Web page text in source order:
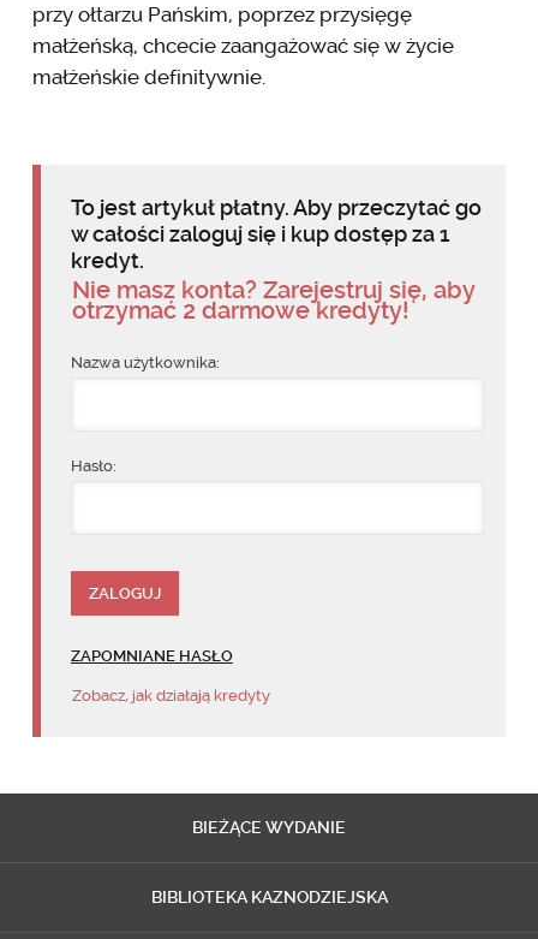
przy ołtarzu Pańskim, poprzez przysięgę
małżeńską, chcecie zaangażować się w życie
małżeńskie definitywnie.
To jest artykuł płatny. Aby przeczytać go
w całości zaloguj się i kup dostęp za 1
kredyt.
Nie masz konta? Zarejestruj się, aby
otrzymać 2 darmowe kredyty!
Nazwa użytkownika:
Hasło:
ZAPOMNIANE HASŁO
Zobacz, jak działają kredyty
BIEŻĄCE WYDANIE
BIBLIOTEKA KAZNODZIEJSKA